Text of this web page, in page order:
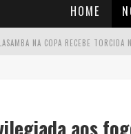
HOME
aos